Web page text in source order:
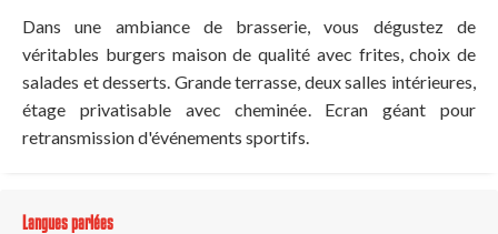
Dans une ambiance de brasserie, vous dégustez de
véritables burgers maison de qualité avec frites, choix de
salades et desserts. Grande terrasse, deux salles intérieures,
étage privatisable avec cheminée. Ecran géant pour
retransmission d'événements sportifs.
Langues parlées